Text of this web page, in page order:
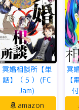
冥婚相談所【単
話】（５） (FC
Jam)
amazon
冥
【